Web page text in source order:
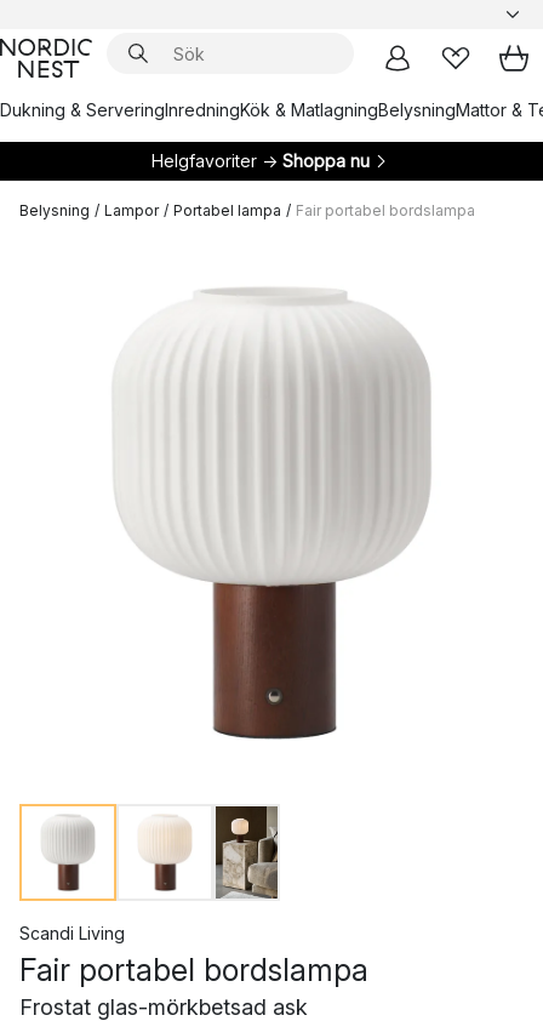
Dukning & ServeringInredningKök & MatlagningBelysningMattor &
Helgfavoriter → Shoppa nu
Belysning / Lampor / Portabel lampa / Fair portabel bordslampa
Scandi Living
Fair portabel bordslampa
Frostat glas-mörkbetsad ask